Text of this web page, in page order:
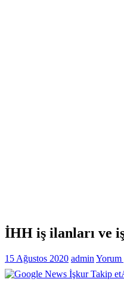
İHH iş ilanları ve
15 Ağustos 2020 admin Yorum